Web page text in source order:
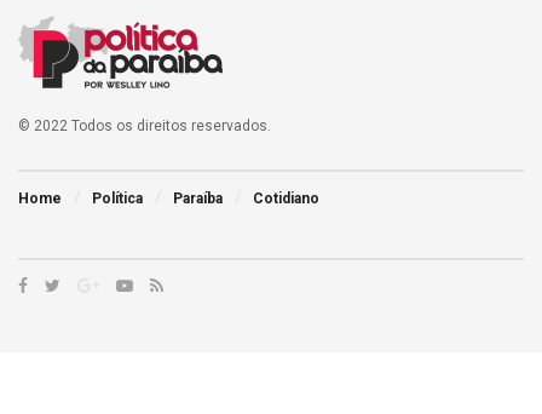
© 2022 Todos os direitos reservados.
Home Política Paraíba Cotidiano